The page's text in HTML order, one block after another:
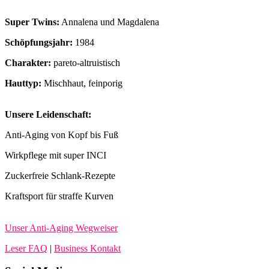
Super Twins: Annalena und Magdalena
Schöpfungsjahr: 1984
Charakter: pareto-altruistisch
Hauttyp: Mischhaut, feinporig
Unsere Leidenschaft:
Anti-Aging von Kopf bis Fuß
Wirkpflege mit super INCI
Zuckerfreie Schlank-Rezepte
Kraftsport für straffe Kurven
Unser Anti-Aging Wegweiser
Leser FAQ | Business Kontakt